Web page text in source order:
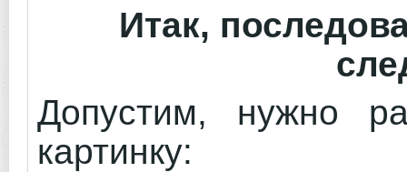
Итак,
Допустим, нужно
картинку: